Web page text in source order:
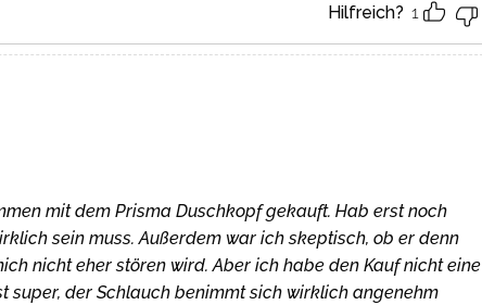
Hilfreich? 1
mit dem Prisma Duschkopf gekauft. Hab erst noch
sein muss. Außerdem war ich skeptisch, ob er denn
nicht eher stören wird. Aber ich habe den Kauf nicht eine
super, der Schlauch benimmt sich wirklich angenehm